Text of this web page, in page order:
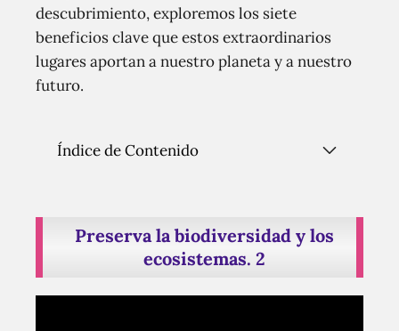
descubrimiento, exploremos los siete
beneficios clave que estos extraordinarios
lugares aportan a nuestro planeta y a nuestro
futuro.
Índice de Contenido
Preserva la biodiversidad y los
ecosistemas. 2